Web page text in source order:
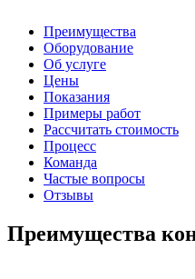
Преимущества
Оборудование
Об услуге
Цены
Показания
Примеры работ
Рассчитать стоимость
Процесс
Команда
Частые вопросы
Отзывы
Преимущества